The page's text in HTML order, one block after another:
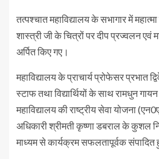
तत्पश्चात महाविद्यालय के सभागार में
शास्त्री जी के चित्रों पर दीप प्रज्वलन एवं
अर्पित किए गए।
महाविद्यालय के प्राचार्य प्रोफेसर प्रभात
स्टाफ तथा विद्यार्थियों के साथ रामधुन
महाविद्यालय की राष्ट्रीय सेवा योजना
अधिकारी श्रीमती कृष्णा डबराल के कुशल
माध्यम से कार्यक्रम सफलतापूर्वक